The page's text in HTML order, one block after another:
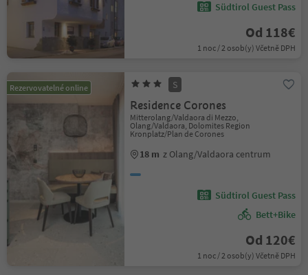
Südtirol Guest Pass
Od 118€
1 noc / 2 osob(y) Včetně DPH
Rezervovatelné online S
Residence Corones
Mitterolang/Valdaora di Mezzo,
Olang/Valdaora, Dolomites Region
Kronplatz/Plan de Corones
18 m z Olang/Valdaora centrum
Südtirol Guest Pass
Bett+Bike
Od 120€
1 noc / 2 osob(y) Včetně DPH